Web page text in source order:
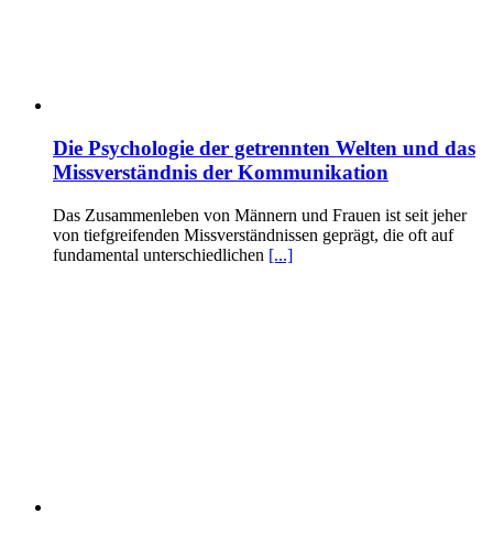
Die Psychologie der getrennten Welten und das
Missverständnis der Kommunikation
Das Zusammenleben von Männern und Frauen ist seit jeher
von tiefgreifenden Missverständnissen geprägt, die oft auf
fundamental unterschiedlichen [...]